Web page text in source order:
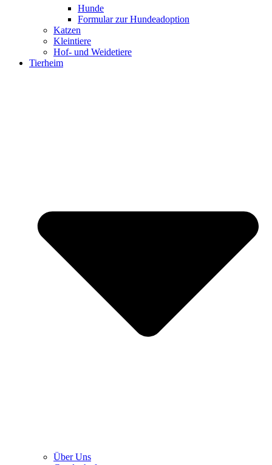
Hunde
Formular zur Hundeadoption
Katzen
Kleintiere
Hof- und Weidetiere
Tierheim
Über Uns